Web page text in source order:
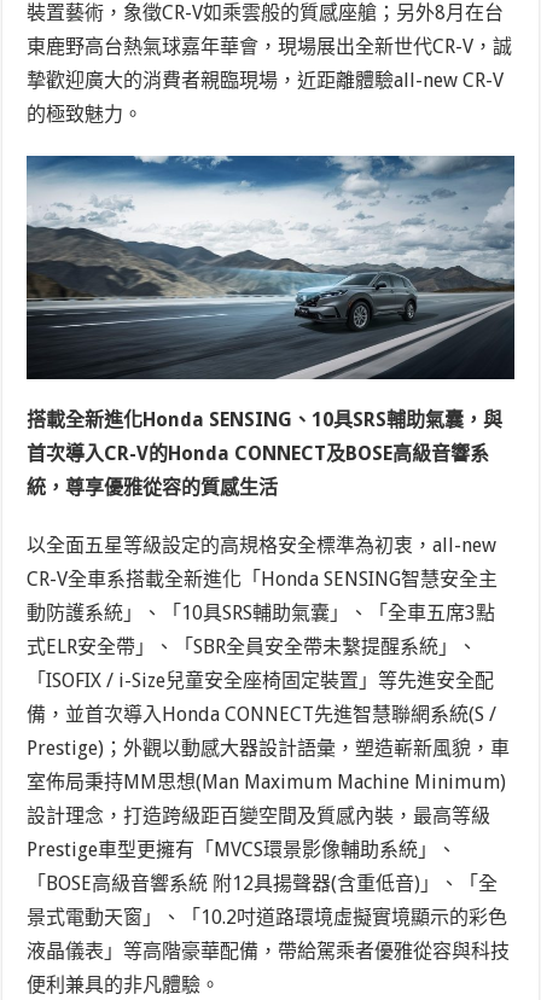
裝置藝術，象徵CR-V如乘雲般的質感座艙；另外8月在台
東鹿野高台熱氣球嘉年華會，現場展出全新世代CR-V，誠
摯歡迎廣大的消費者親臨現場，近距離體驗all-new CR-V
的極致魅力。
搭載全新進化Honda SENSING 、 10具SRS輔助氣囊，與
首次導入CR-V的Honda CONNECT及BOSE高級音響系
統，尊享優雅從容的質感生活
以全面五星等級設定的高規格安全標準為初衷，all-new
CR-V全車系搭載全新進化「Honda SENSING智慧安全主
動防護系統」、「10具SRS輔助氣囊」、「全車五席3點
式ELR安全帶」、「SBR全員安全帶未繫提醒系統」、
「ISOFIX / i-Size兒童安全座椅固定裝置」等先進安全配
備，並首次導入Honda CONNECT先進智慧聯網系統(S /
Prestige)；外觀以動感大器設計語彙，塑造嶄新風貌，車
室佈局秉持MM思想(Man Maximum Machine Minimum)
設計理念，打造跨級距百變空間及質感內裝，最高等級
Prestige車型更擁有「MVCS環景影像輔助系統」、
「BOSE高級音響系統 附12具揚聲器(含重低音)」、「全
景式電動天窗」、「10.2吋道路環境虛擬實境顯示的彩色
液晶儀表」等高階豪華配備，帶給駕乘者優雅從容與科技
便利兼具的非凡體驗。